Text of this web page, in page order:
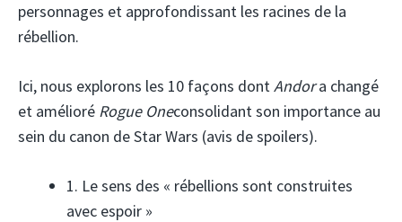
personnages et approfondissant les racines de la
rébellion.
Ici, nous explorons les 10 façons dontAndora changé
et amélioré Rogue Oneconsolidant son importance au
sein du canon de Star Wars (avis de spoilers).
1. Le sens des « rébellions sont construites
avec espoir »